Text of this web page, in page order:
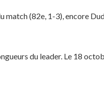
(82e, 1-3), encore
du leader. Le 18